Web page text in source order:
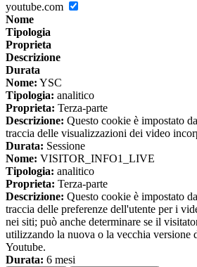
youtube.com
Nome
Tipologia
Proprieta
Descrizione
Durata
Nome: YSC
Tipologia: analitico
Proprieta: Terza-parte
Descrizione: Questo cookie è impostato
traccia delle visualizzazioni dei video
Durata: Sessione
Nome: VISITOR_INFO1_LIVE
Tipologia: analitico
Proprieta: Terza-parte
Descrizione: Questo cookie è impostato
traccia delle preferenze dell'utente per i
nei siti; può anche determinare se il
utilizzando la nuova o la vecchia versione
Youtube.
Durata: 6 mesi